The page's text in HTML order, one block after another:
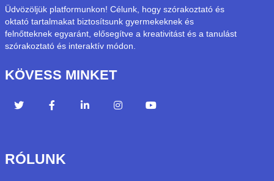
Üdvözöljük platformunkon! Célunk, hogy szórakoztató és
oktató tartalmakat biztosítsunk gyermekeknek és
felnőtteknek egyaránt, elősegítve a kreativitást és a tanulást
szórakoztató és interaktív módon.
KÖVESS MINKET
RÓLUNK